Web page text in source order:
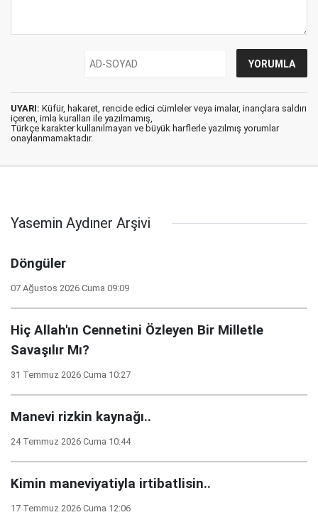
UYARI: Küfür, hakaret, rencide edici cümleler veya imalar, inançlara saldırı
içeren, imla kuralları ile yazılmamış,
Türkçe karakter kullanılmayan ve büyük harflerle yazılmış yorumlar
onaylanmamaktadır.
Yasemin Aydıner Arşivi
Döngüler
07 Ağustos 2026 Cuma 09:09
Hiç Allah'ın Cennetini Özleyen Bir Milletle
Savaşılır Mı?
31 Temmuz 2026 Cuma 10:27
Manevi rizkin kaynağı..
24 Temmuz 2026 Cuma 10:44
Kimin maneviyatiyla irtibatlisin..
17 Temmuz 2026 Cuma 12:06